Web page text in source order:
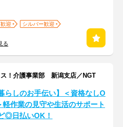
迎
シルバー歓迎
る
！介護事業部 新潟支店／NGT
らしのお手伝い】＜資格なしO
軽作業の見守や生活のサポート
◎日払いOK！